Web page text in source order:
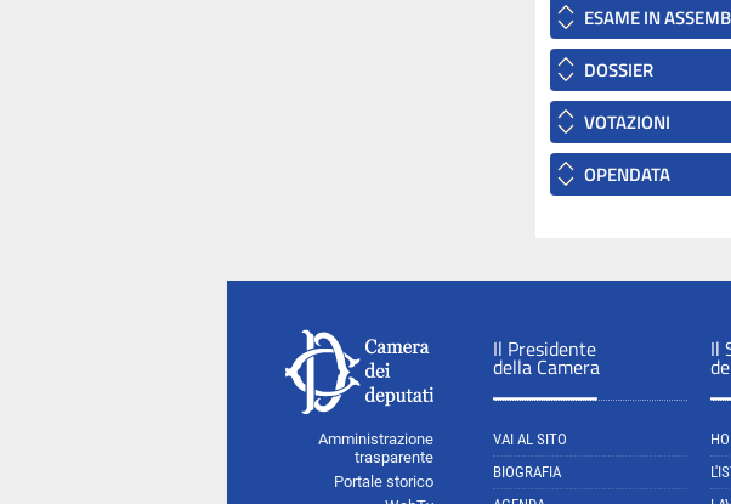
ESAME IN
DOSSIER
VOTAZIONI
OPENDATA
Amministrazione
trasparente
Portale storico
Il Presidente
della Camera
VAI AL SITO
BIOGRAFIA
Il